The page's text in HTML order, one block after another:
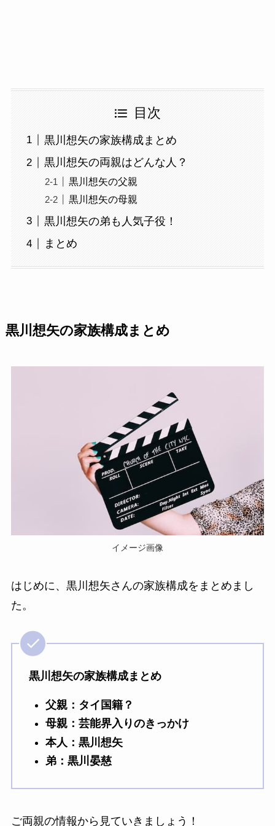
目次
黒川想矢の家族構成まとめ
黒川想矢の両親はどんな人？
黒川想矢の父親
黒川想矢の母親
黒川想矢の弟も人気子役！
まとめ
黒川想矢の家族構成まとめ
イメージ画像
はじめに、黒川想矢さんの家族構成をまとめまし
た。
黒川想矢の家族構成まとめ
父親：タイ国籍？
母親：芸能界入りのきっかけ
本人：黒川想矢
弟：黒川晏慈
ご両親の情報から見ていきましょう！